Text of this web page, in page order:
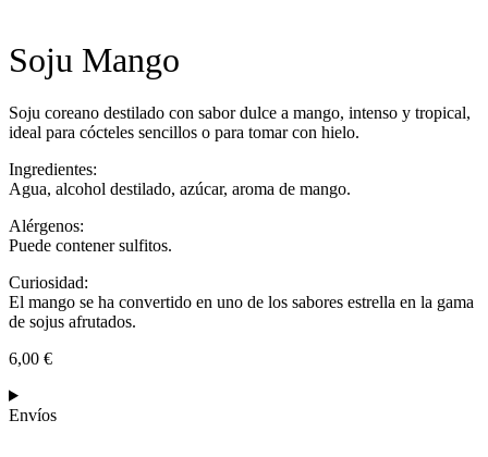
Soju Mango
Soju coreano destilado con sabor dulce a mango, intenso y tropical,
ideal para cócteles sencillos o para tomar con hielo.
Ingredientes:
Agua, alcohol destilado, azúcar, aroma de mango.
Alérgenos:
Puede contener sulfitos.
Curiosidad:
El mango se ha convertido en uno de los sabores estrella en la gama
de sojus afrutados.
6,00 €
Envíos